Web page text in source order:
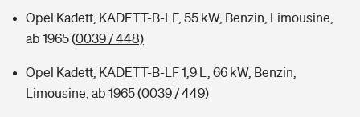
Opel Kadett, KADETT-B-LF, 55 kW, Benzin, Limousine,
ab 1965(0039 / 448)
Opel Kadett, KADETT-B-LF 1,9 L, 66 kW, Benzin,
Limousine, ab 1965(0039 / 449)